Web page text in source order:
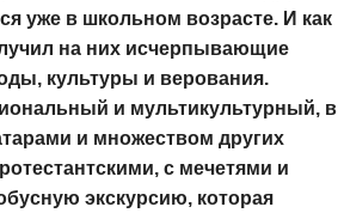
уже в школьном возрасте. И как
на них исчерпывающие
культуры и верования.
и мультикультурный, в
и множеством других
с мечетями и
экскурсию, которая